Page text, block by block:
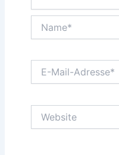
Mail-